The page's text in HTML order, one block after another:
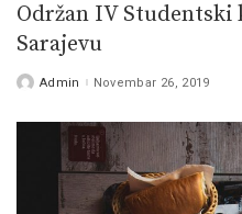
Održan IV
Sarajevu
PostedAdmin Novembar 26, 2019